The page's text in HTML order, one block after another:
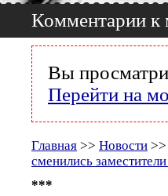
Комментарии к
Вы
Перейти на
Главная >> Новости >>
сменились
***